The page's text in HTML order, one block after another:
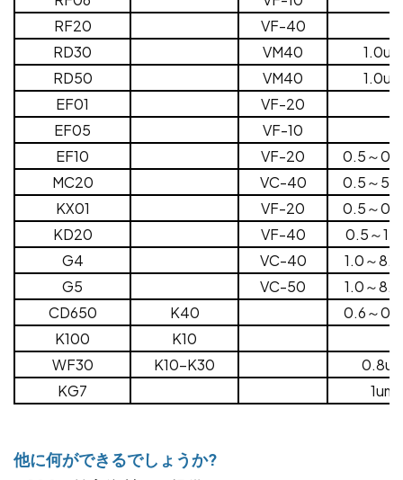
RF20
VF-40
RD30
VM40
1.0um
RD50
VM40
1.0um
EF01
VF-20
EF05
VF-10
EF10
VF-20
0.5～
MC20
VC-40
0.5～
KX01
VF-20
0.5～
KD20
VF-40
0.5～
G4
VC-40
1.0～
G5
VC-50
1.0～
CD650
K40
0.6～
K100
K10
WF30
K10-K30
KG7
1um
他に何ができるでしょうか?